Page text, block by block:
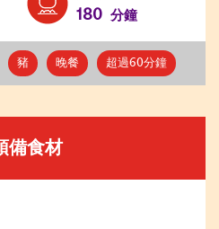
180 分鐘
豬 晚餐 超過60分鐘
備食材